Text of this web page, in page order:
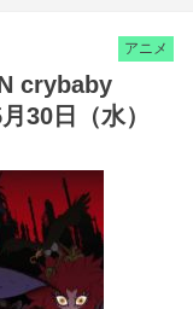
アニメ
crybaby
30日（水）